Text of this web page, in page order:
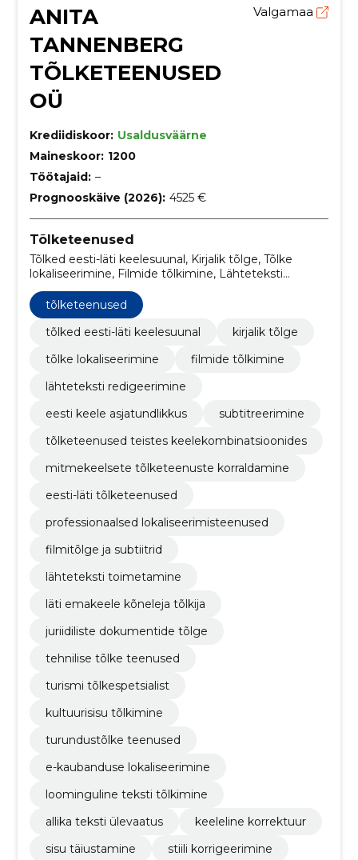
ANITA
TANNENBERG
TÕLKETEENUSED
OÜ
Valgamaa
Krediidiskoor: Usaldusväärne
Maineskoor: 1200
Töötajaid: –
Prognooskäive (2026): 4525 €
Tõlketeenused
Tõlked eesti-läti keelesuunal, Kirjalik tõlge, Tõlke
lokaliseerimine, Filmide tõlkimine, Lähteteksti
redigeerimine, Eesti keele asjatundlikkus,
subtitreerimine, Tõlketeenused teistes
keelekombinatsioonides, Mitmekeelsete
tõlketeenuste korraldamine, Eesti-Läti tõlketeenused
tõlketeenused
tõlked eesti-läti keelesuunal
kirjalik tõlge
tõlke lokaliseerimine
filmide tõlkimine
lähteteksti redigeerimine
eesti keele asjatundlikkus
subtitreerimine
tõlketeenused teistes keelekombinatsioonides
mitmekeelsete tõlketeenuste korraldamine
eesti-läti tõlketeenused
professionaalsed lokaliseerimisteenused
filmitõlge ja subtiitrid
lähteteksti toimetamine
läti emakeele kõneleja tõlkija
juriidiliste dokumentide tõlge
tehnilise tõlke teenused
turismi tõlkespetsialist
kultuurisisu tõlkimine
turundustõlke teenused
e-kaubanduse lokaliseerimine
loominguline teksti tõlkimine
allika teksti ülevaatus
keeleline korrektuur
sisu täiustamine
stiili korrigeerimine